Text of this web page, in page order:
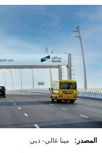
المصدر: مينا غالي- دبي